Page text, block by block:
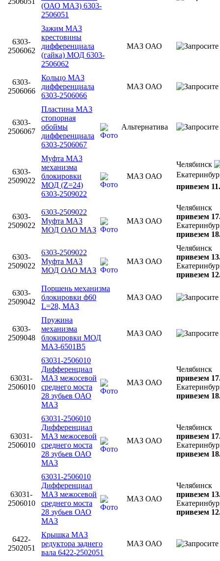
(ОАО МАЗ) 6303-
2506051
6303-
2506062
Зажим МАЗ
крестовины
дифференциала
(гайка) МОД 6303-
2506062
МАЗ ОАО
6303-
2506066
Кольцо МАЗ
дифференциала
6303-2506066
МАЗ ОАО
6303-
2506067
Пластина МАЗ
стопорная
обоймы
дифференциала
6303-2506067
Альтернатива
6303-
2509022
Муфта МАЗ
механизма
блокировки
МОД (Z=24)
6303-2509022
МАЗ ОАО
Челябинск
привезем
6303-
2509022
6303-2509022
Муфта МАЗ
МОД ОАО МАЗ
МАЗ ОАО
Челябинск
привезем
привезем
6303-
2509022
6303-2509022
Муфта МАЗ
МОД ОАО МАЗ
МАЗ ОАО
Челябинск
привезем
привезем
6303-
2509042
Поршень механизма
блокировки ф60
L=28, МАЗ
МАЗ ОАО
6303-
2509048
Пружина
механизма
блокировки МОД
МАЗ-6501В5
МАЗ ОАО
63031-
2506010
63031-2506010
Дифференциал
МАЗ межосевой
среднего моста
28 зубьев ОАО
МАЗ
МАЗ ОАО
Челябинск
привезем
привезем
63031-
2506010
63031-2506010
Дифференциал
МАЗ межосевой
среднего моста
28 зубьев ОАО
МАЗ
МАЗ ОАО
Челябинск
привезем
привезем
63031-
2506010
63031-2506010
Дифференциал
МАЗ межосевой
среднего моста
28 зубьев ОАО
МАЗ
МАЗ ОАО
Челябинск
привезем
привезем
6422-
2502051
Крышка МАЗ
редуктора заднего
вала 6422-2502051
МАЗ ОАО